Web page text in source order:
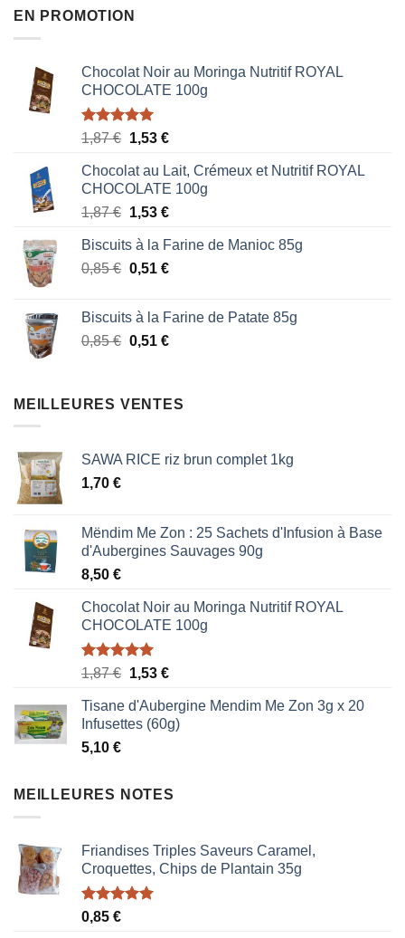
EN PROMOTION
Chocolat Noir au Moringa Nutritif ROYAL
CHOCOLATE 100g
Note5.00
1,87€ Le
initial
était :
1,87 €.
1,53 €Le
actuel
est :
1,53 €.
Chocolat au Lait, Crémeux et Nutritif ROYAL
CHOCOLATE 100g
1,87€ Le
initial
était :
1,53 €Le
actuel
est :
Biscuits à la Farine de Manioc 85g
0,85€ Le
était :
0,85 €.
0,51 €Le
est :
0,51 €.
Biscuits à la Farine de Patate 85g
0,85€ Le
était :
0,51 €Le
est :
MEILLEURES VENTES
SAWA RICE riz brun complet 1kg
1,70 €
Mëndim Me Zon : 25 Sachets d'Infusion à Base
d'Aubergines Sauvages 90g
8,50 €
Chocolat Noir au Moringa Nutritif ROYAL
CHOCOLATE 100g
Note5.00
1,87€ Le
initial
était :
1,53 €Le
actuel
est :
Tisane d'Aubergine Mendim Me Zon 3g x 20
Infusettes (60g)
5,10 €
MEILLEURES NOTES
Friandises Triples Saveurs Caramel,
Croquettes, Chips de Plantain 35g
Note5.00
0,85 €